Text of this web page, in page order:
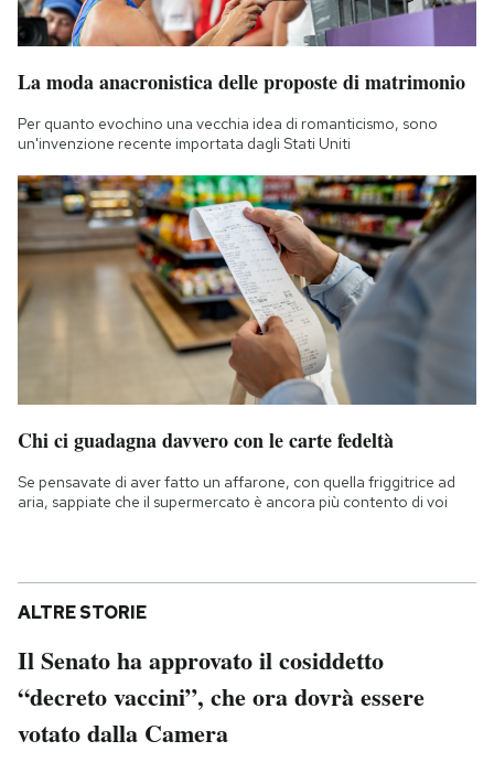
La moda anacronistica delle proposte di matrimonio
Per quanto evochino una vecchia idea di romanticismo, sono
un'invenzione recente importata dagli Stati Uniti
Chi ci guadagna davvero con le carte fedeltà
Se pensavate di aver fatto un affarone, con quella friggitrice ad
aria, sappiate che il supermercato è ancora più contento di voi
ALTRE STORIE
Il Senato ha approvato il cosiddetto
“decreto vaccini”, che ora dovrà essere
votato dalla Camera